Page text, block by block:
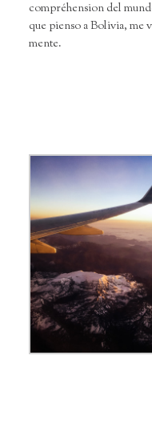
compréhension del
que pienso a Bolivia, me
mente.